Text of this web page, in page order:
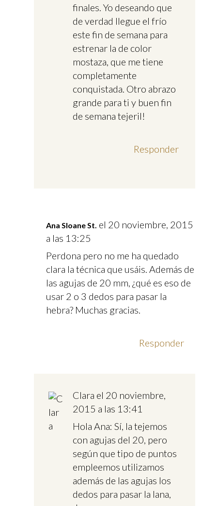
finales. Yo deseando que
de verdad llegue el frío
este fin de semana para
estrenar la de color
mostaza, que me tiene
completamente
conquistada. Otro abrazo
grande para ti y buen fin
de semana tejeril!
Responder
Ana Sloane St. el 20 noviembre, 2015
a las 13:25
Perdona pero no me ha quedado
clara la técnica que usáis. Además de
las agujas de 20 mm, ¿qué es eso de
usar 2 o 3 dedos para pasar la
hebra? Muchas gracias.
Responder
Clara el 20 noviembre,
2015 a las 13:41
Hola Ana: Sí, la tejemos
con agujas del 20, pero
según que tipo de puntos
empleemos utilizamos
además de las agujas los
dedos para pasar la lana,